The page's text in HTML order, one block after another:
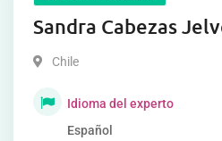
Sandra Cabezas
Chile
Idioma del experto
Español